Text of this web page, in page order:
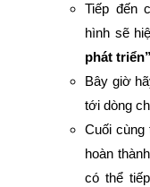
Tiếp đến
hình sẽ
phát
Bây giờ
tới dòng
Cuối cùng
hoàn
có thể